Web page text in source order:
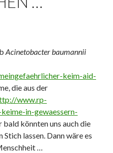
Acinetobacter baumannii
keim-aid-
die aus der
www.rp-
in-gewaessern-
bald könnten uns auch die
lassen. Dann wäre es
…